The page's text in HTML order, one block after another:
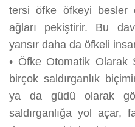
tersi öfke öfkeyi besler
ağları pekiştirir. Bu
yansır daha da öfkeli
• Öfke Otomatik Olarak
birçok saldırganlık
ya da güdü olarak
saldırganlığa yol açar,